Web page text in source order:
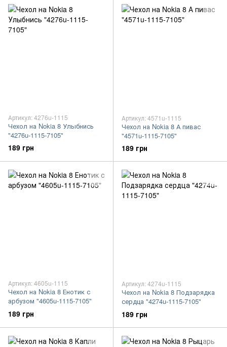
Артикул: 4276u-1115
Чехол на Nokia 8 Улыбнись
"4276u-1115-7105"
189 грн
Артикул: 4571u-1115
Чехол на Nokia 8 А пивас
"4571u-1115-7105"
189 грн
Артикул: 4605u-1115
Чехол на Nokia 8 Енотик с
арбузом "4605u-1115-7105"
189 грн
Артикул: 4274u-1115
Чехол на Nokia 8 Подзарядка
сердца "4274u-1115-7105"
189 грн